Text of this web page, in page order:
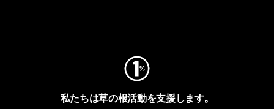
私たちは草の根活動を支援します。